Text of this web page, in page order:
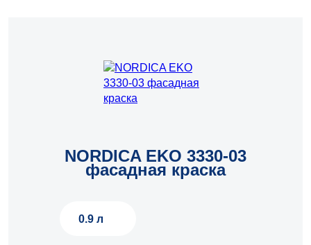
NORDICA EKO 3330-03
фасадная краска
0.9 л
шт.